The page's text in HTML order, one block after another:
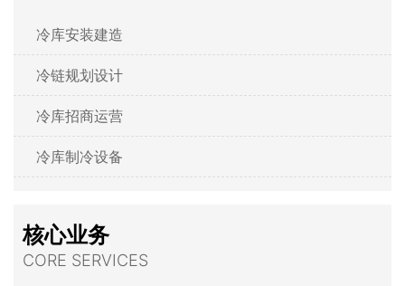
冷库安装建造
冷链规划设计
冷库招商运营
冷库制冷设备
核心业务
CORE SERVICES